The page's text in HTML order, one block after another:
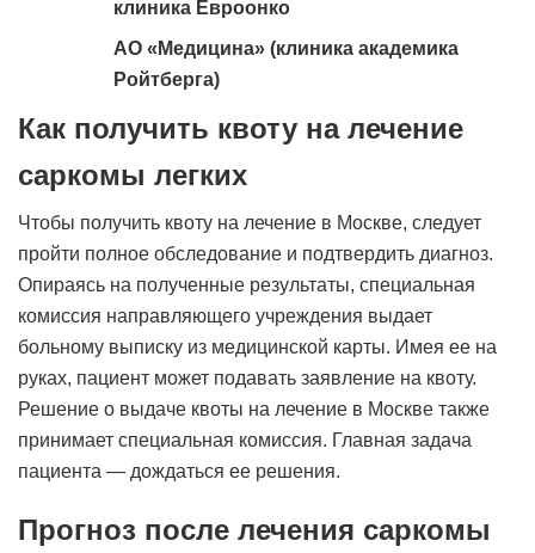
клиника Евроонко
АО «Медицина» (клиника академика
Ройтберга)
Как получить квоту на лечение
саркомы легких
Чтобы получить квоту на лечение в Москве, следует
пройти полное обследование и подтвердить диагноз.
Опираясь на полученные результаты, специальная
комиссия направляющего учреждения выдает
больному выписку из медицинской карты. Имея ее на
руках, пациент может подавать заявление на квоту.
Решение о выдаче квоты на лечение в Москве также
принимает специальная комиссия. Главная задача
пациента — дождаться ее решения.
Прогноз после лечения саркомы